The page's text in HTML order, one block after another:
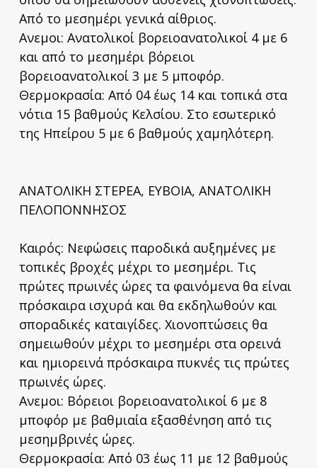
Από το μεσημέρι γενικά αίθριος.
Ανεμοι: Ανατολικοί βορειοανατολικοί 4 με 6
και από το μεσημέρι βόρειοι
βορειοανατολικοί 3 με 5 μποφόρ.
Θερμοκρασία: Από 04 έως 14 και τοπικά στα
νότια 15 βαθμούς Κελσίου. Στο εσωτερικό
της Ηπείρου 5 με 6 βαθμούς χαμηλότερη.
ΑΝΑΤΟΛΙΚΗ ΣΤΕΡΕΑ, ΕΥΒΟΙΑ, ΑΝΑΤΟΛΙΚΗ
ΠΕΛΟΠΟΝΝΗΣΟΣ
Καιρός: Νεφώσεις παροδικά αυξημένες με
τοπικές βροχές μέχρι το μεσημέρι. Τις
πρώτες πρωινές ώρες τα φαινόμενα θα είναι
πρόσκαιρα ισχυρά και θα εκδηλωθούν και
σποραδικές καταιγίδες. Χιονοπτώσεις θα
σημειωθούν μέχρι το μεσημέρι στα ορεινά
και ημιορεινά πρόσκαιρα πυκνές τις πρώτες
πρωινές ώρες.
Ανεμοι: Βόρειοι βορειοανατολικοί 6 με 8
μποφόρ με βαθμιαία εξασθένηση από τις
μεσημβρινές ώρες.
Θερμοκρασία: Από 03 έως 11 με 12 βαθμούς